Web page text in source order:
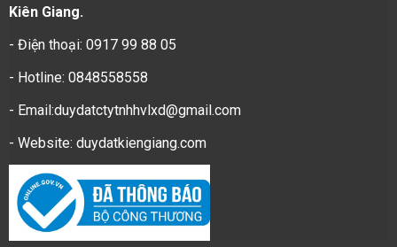
Kiên Giang.
- Điện thoại: 0917 99 88 05
- Hotline: 0848558558
- Email:duydatctytnhhvlxd@gmail.com
- Website: duydatkiengiang.com